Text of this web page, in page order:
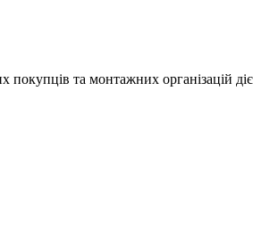
та монтажних організацій